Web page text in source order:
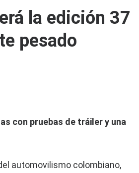
la edición 37
pesado
con pruebas de tráiler y una
automovilismo colombiano,